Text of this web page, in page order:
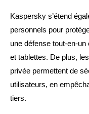
Kaspersky s’étend
personnels pour
une défense tout-en-
et tablettes. De plus,
privée permettent de
utilisateurs, en
tiers.